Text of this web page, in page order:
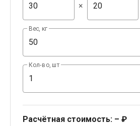
×
Вес, кг
Кол-во, шт
Расчётная стоимость: – ₽